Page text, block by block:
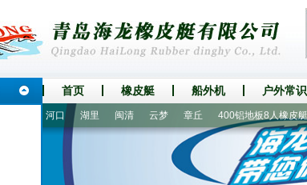
首页 橡皮艇 船外机 户外常识
河口 湖里 闽清 云梦 章丘 400铝地板8人橡皮艇